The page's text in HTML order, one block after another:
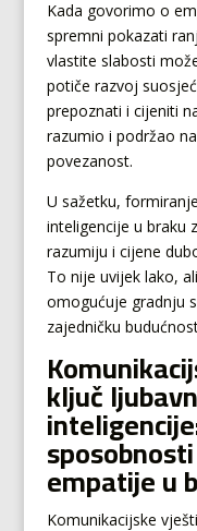
Kada govorimo o
spremni pokazati
vlastite slabosti
potiče razvoj
prepoznati i cijeniti
razumio i podržao
povezanost.
U sažetku,
inteligencije u braku
razumiju i cijene
To nije uvijek lako,
omogućuje gradnju
zajedničku
ključ
empatije u
Komunikacijske